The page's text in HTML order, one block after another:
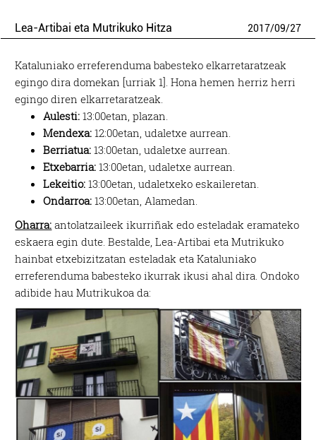
Lea-Artibai eta Mutrikuko Hitza 2017/09/27
Kataluniako erreferenduma babesteko elkarretaratzeak
egingo dira domekan [urriak 1]. Hona hemen herriz herri
egingo diren elkarretaratzeak.
Aulesti: 13:00etan, plazan.
Mendexa: 12:00etan, udaletxe aurrean.
Berriatua: 13:00etan, udaletxe aurrean.
Etxebarria: 13:00etan, udaletxe aurrean.
Lekeitio: 13:00etan, udaletxeko eskaileretan.
Ondarroa: 13:00etan, Alamedan.
Oharra: antolatzaileek ikurriñak edo esteladak eramateko
eskaera egin dute. Bestalde, Lea-Artibai eta Mutrikuko
hainbat etxebizitzatan esteladak eta Kataluniako
erreferenduma babesteko ikurrak ikusi ahal dira. Ondoko
adibide hau Mutrikukoa da: